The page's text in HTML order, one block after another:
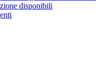
disponibili